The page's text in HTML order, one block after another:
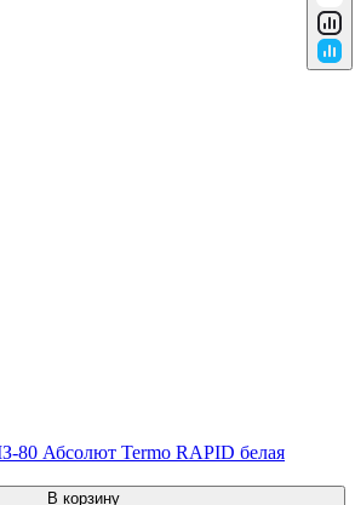
80 Абсолют Termo RAPID белая
В корзину